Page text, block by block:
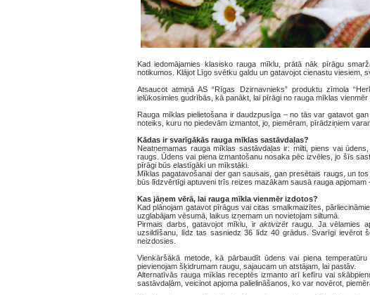
Kad iedomājamies klasisko rauga mīklu, prātā nāk pīrāgu
notikumos. Klājot Līgo svētku galdu un gatavojot cienastu viesiem,
Atsaucot atmiņā AS “Rīgas Dzirnavnieks” produktu zīmola
ielūkosimies gudrībās, kā panākt, lai pīrāgi no rauga mīklas
Rauga mīklas pielietošana ir daudzpusīga – no tās var gatavot
noteiks, kuru no piedevām izmantot, jo, piemēram, pīrādziņiem
Kādas ir svarīgākās rauga mīklas sastāvdaļas?
Neatņemamas rauga mīklas sastāvdaļas ir: milti, piens vai
raugs. Ūdens vai piena izmantošanu nosaka pēc izvēles, jo šīs
pīrāgi būs elastīgāki un mīkstāki.
Mīklas pagatavošanai der gan sausais, gan presētais raugs, un
būs līdzvērtīgi aptuveni trīs reizes mazākam sausā rauga apjomam
Kas jāņem vērā, lai rauga mīkla vienmēr izdotos?
Kad plānojam gatavot pīrāgus vai citas smalkmaizītes,
uzglabājam vēsumā, laikus izņemam un novietojam siltumā.
Pirmais darbs, gatavojot mīklu, iraktivizētraugu. Ja vēlamies
uzsildīšanu, līdz tas sasniedz 36 līdz 40 grādus. Svarīgi ievērot
neizdosies.
Vienkāršākā metode, kā pārbaudīt ūdens vai piena
pievienojam šķidrumam raugu, sajaucam un atstājam, lai pastāv.
Alternatīvās rauga mīklas receptēs izmanto arī kefīru vai
sastāvdaļām, veicinot apjoma palielināšanos, ko var novērot,